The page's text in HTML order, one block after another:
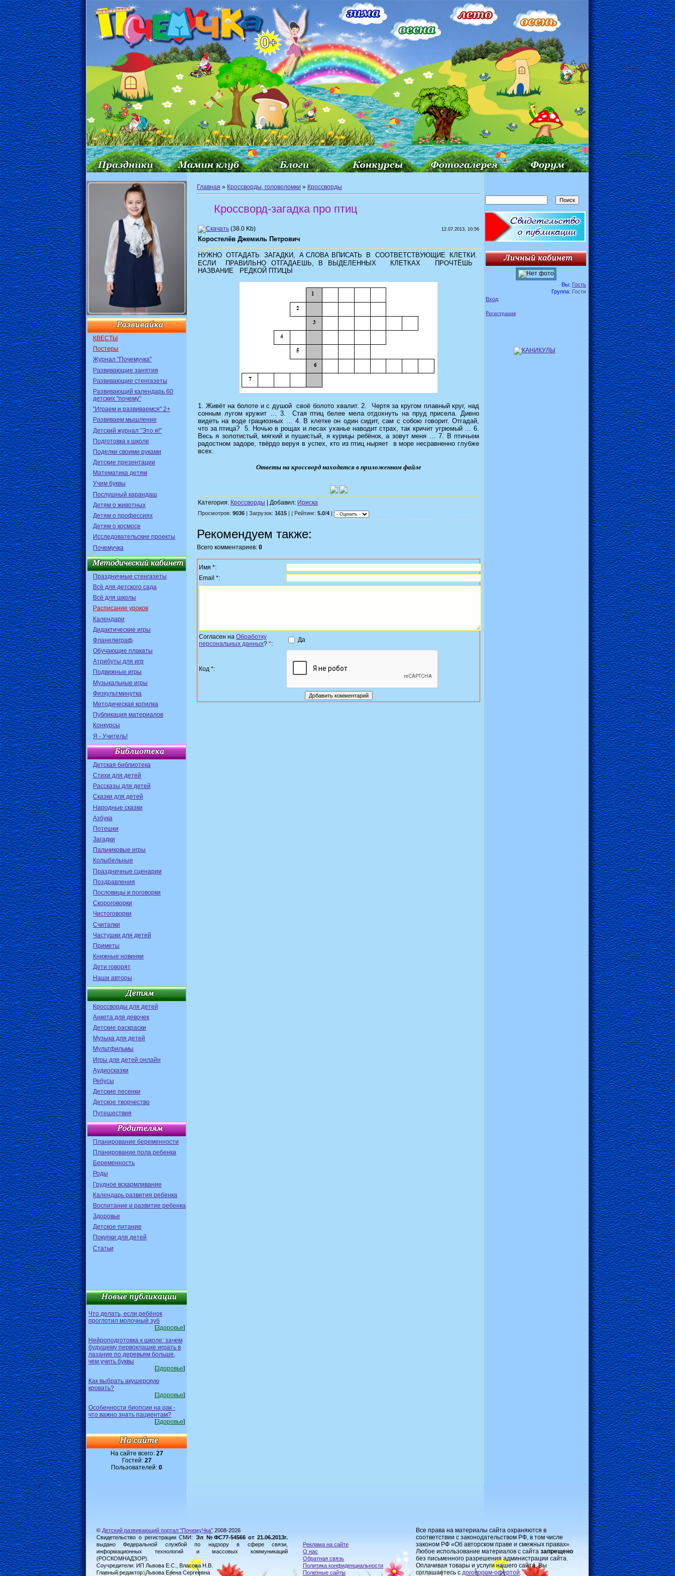
КВЕСТЫ
Постеры
Журнал "Почемучка"
Развивающие занятия
Развивающие стенгазеты
Развивающий календарь 60
детских "почему"
"Играем и развиваемся" 2+
Развиваем мышление
Детский журнал "Это я!"
Подготовка к школе
Поделки своими руками
Детские презентации
Математика детям
Учим буквы
Послушный карандаш
Детям о животных
Детям о профессиях
Детям о космосе
Исследовательские проекты
Почемучка
Праздничные стенгазеты
Всё для детского сада
Всё для школы
Расписание уроков
Календари
Дидактические игры
Фланелеграф
Обучающие плакаты
Атрибуты для игр
Подвижные игры
Музыкальные игры
Физкультминутка
Методическая копилка
Публикация материалов
Конкурсы
Я - Учитель!
Детская библиотека
Стихи для детей
Рассказы для детей
Сказки для детей
Народные сказки
Азбука
Потешки
Загадки
Пальчиковые игры
Колыбельные
Праздничные сценарии
Поздравления
Пословицы и поговорки
Скороговорки
Чистоговорки
Считалки
Частушки для детей
Приметы
Книжные новинки
Дети говорят
Наши авторы
Кроссворды для детей
Анкета для девочек
Детские раскраски
Музыка для детей
Мультфильмы
Игры для детей онлайн
Аудиосказки
Ребусы
Детские песенки
Детское творчество
Путешествия
Планирование беременности
Планирование пола ребенка
Беременность
Роды
Грудное вскармливание
Календарь развития ребенка
Воспитание и развитие ребенка
Здоровье
Детское питание
Покупки для детей
Статьи
Что делать, если ребёнок
проглотил молочный зуб
[Здоровье]
Нейроподготовка к школе: зачем
будущему первоклашке играть в
лазание по деревьям больше,
чем учить буквы
[Здоровье]
Как выбрать акушерскую
кровать?
[Здоровье]
Особенности биопсии на рак -
что важно знать пациентам?
[Здоровье]
На сайте всего: 27
Гостей: 27
Пользователей: 0
Главная » Кроссворды, головоломки » Кроссворды
Кроссворд-загадка про птиц
(38.0 Kb) 12.07.2013, 10:56
Коростелёв Джемиль Петрович
НУЖНО ОТГАДАТЬ ЗАГАДКИ, А СЛОВА ВПИСАТЬ В СООТВЕТСТВУЮЩИЕ КЛЕТКИ.
ЕСЛИ ПРАВИЛЬНО ОТГАДАЕШЬ, В ВЫДЕЛЕННЫХ КЛЕТКАХ ПРОЧТЁШЬ
НАЗВАНИЕ РЕДКОЙ ПТИЦЫ
1. Живёт на болоте и с душой своё болото хвалит. 2. Чертя за кругом плавный круг, над
сонным лугом кружит … 3. Стая птиц белее мела отдохнуть на пруд присела. Дивно
видеть на воде грациозных … 4. В клетке он один сидит, сам с собою говорит. Отгадай,
что за птица? 5. Ночью в рощах и лесах уханье наводит страх, так кричит угрюмый … 6.
Весь я золотистый, мягкий и пушистый, я курицы ребёнок, а зовут меня … 7. В птичьем
радостном задоре, твёрдо веруя в успех, кто из птиц ныряет в море несравненно глубже
всех.
Ответы на кроссворд находятся в приложенном файле
Категория: Кроссворды | Добавил: Ириска
Просмотров: 9036 | Загрузок: 1615 | | Рейтинг: 5.0/4
Рекомендуем также:
Всего комментариев: 0
Имя *:
Email *:
Согласен на Обработку
персональных данных? *:
Да
Код *:
Вы: Гость
Группа: Гости
Вход
Регистрация
© Детский развивающий портал "ПочемуЧка" 2008-2026
Свидетельство о регистрации СМИ: Эл №ФС77-54566 от 21.06.2013г.
выдано Федеральной службой по надзору в сфере связи,
информационных технологий и массовых коммуникаций
(РОСКОМНАДЗОР).
Соучредители: ИП Львова Е.С., Власова Н.В.
Главный редактор: Львова Елена Сергеевна
Реклама на сайте
О нас
Обратная связь
Политика конфиденциальности
Полезные сайты
Все права на материалы сайта охраняются в
соответствии с законодательством РФ, в том числе
законом РФ «Об авторском праве и смежных правах».
Любое использование материалов с сайта запрещено
без письменного разрешения администрации сайта.
Оплачивая товары и услуги нашего сайта, Вы
соглашаетесь с договором-oфертой.